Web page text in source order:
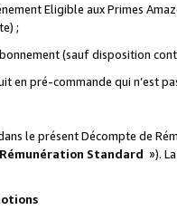
Eligible aux Primes
;
(sauf disposition
en pré-commande qui n’est
le présent Décompte de
Rémunération Standard »).